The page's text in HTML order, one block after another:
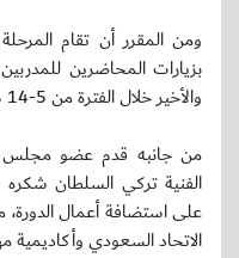
ومن المقرر أن تقام
بزيارات المحاضرين
والأخير خلال الفترة من 5-14 سبتمبر المقبل.
من جانبه قدم عضو مجلس
الفنية تركي السلطان شكره
على استضافة أعمال
الاتحاد السعودي وأكاديمية